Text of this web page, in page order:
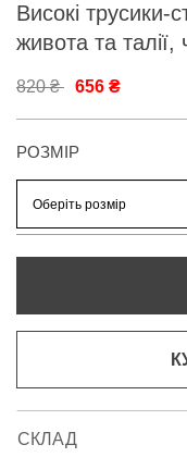
Високі трусики-
живота та талії,
820 ₴ 656 ₴
РОЗМІР
СКЛАД